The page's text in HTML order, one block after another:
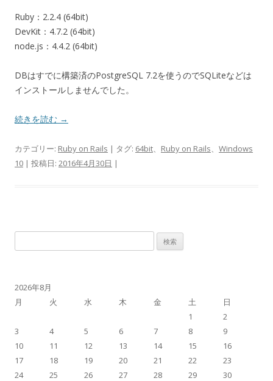
Ruby：2.2.4 (64bit)
DevKit：4.7.2 (64bit)
node.js：4.4.2 (64bit)
DBはすでに構築済のPostgreSQL 7.2を使うのでSQLiteなどは
インストールしませんでした。
続きを読む →
カテゴリー: Ruby on Rails | タグ: 64bit、 Ruby on Rails、 Windows
10 | 投稿日: 2016年4月30日 |
索:
2026年8月
月
火 水 木 金 土
日
1
2
3
4 5 6 7 8
9
10
11 12 13 14 15
16
17
18 19 20 21 22
23
24
25 26 27 28 29
30